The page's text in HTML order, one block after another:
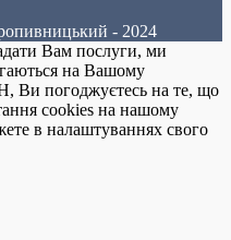
- 2024
Вам послуги, ми
на Вашому
Ви погоджуєтесь на те, що
cookies на нашому
в налаштуваннях свого